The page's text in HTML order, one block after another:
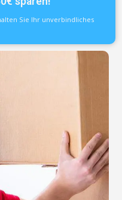
Sie Ihr unverbindliches